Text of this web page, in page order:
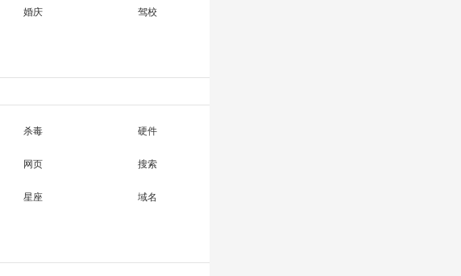
婚庆 驾校
杀毒 硬件
网页 搜索
星座 域名